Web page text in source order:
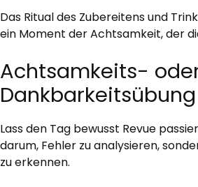
Das Ritual des Zubereitens und
ein Moment der Achtsamkeit, der
Achtsamkeits-
Dankbarkeitsübung
Lass den Tag bewusst Revue
darum, Fehler zu analysieren,
zu erkennen.